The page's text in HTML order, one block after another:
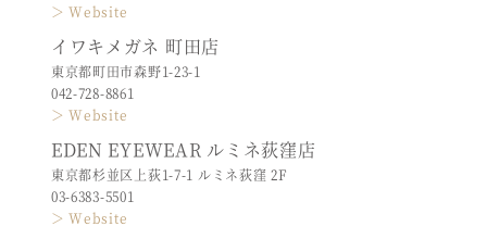
＞ Website
イワキメガネ 町田店
東京都町田市森野1-23-1
042-728-8861
＞ Website
EDEN EYEWEAR ルミネ荻窪店
東京都杉並区上荻1-7-1 ルミネ荻窪 2F
03-6383-5501
＞ Website